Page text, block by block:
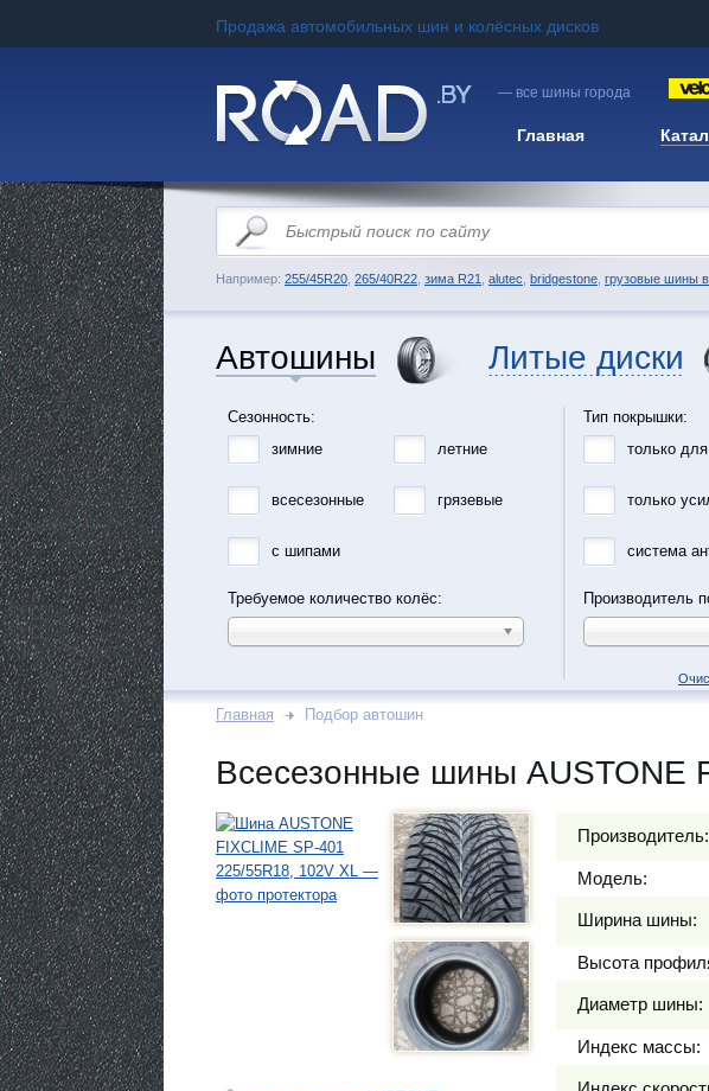
Продажа автомобильных шин и колёсных дисков
— все шины города
Главная
Например: 255/45R20 265/40R22 зима R21 alutec bridgestone грузовые шины
Автошины Литые диски
Сезонность:
зимние
летние
всесезонные грязевые
с шипами
Требуемое количество колёс:
Тип покрышки:
только
только
система
Производитель
Главная Подбор автошин
Всесезонные шины AUSTONE
Производитель:
Модель:
Ширина шины:
Высота
Диаметр шины:
Индекс массы: